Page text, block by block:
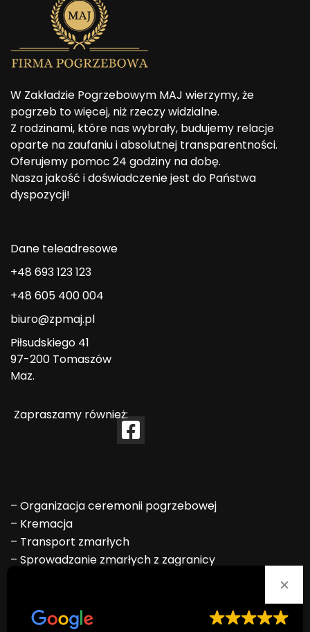
W Zakładzie Pogrzebowym MAJ wierzymy, że
pogrzeb to więcej, niż rzeczy widzialne.
Z rodzinami, które nas wybrały, budujemy relacje
oparte na zaufaniu i absolutnej transparentności.
Oferujemy pomoc 24 godziny na dobę.
Nasza jakość i doświadczenie jest do Państwa
dyspozycji!
Dane teleadresowe
+48 693 123 123
+48 605 400 004
biuro@zpmaj.pl
Piłsudskiego 41
97-200 Tomaszów
Maz.
Zapraszamy również:
– Organizacja ceremonii pogrzebowej
– Kremacja
– Transport zmarłych
– Sprowadzanie zmarłych z zagranicy
Odzież żałobna